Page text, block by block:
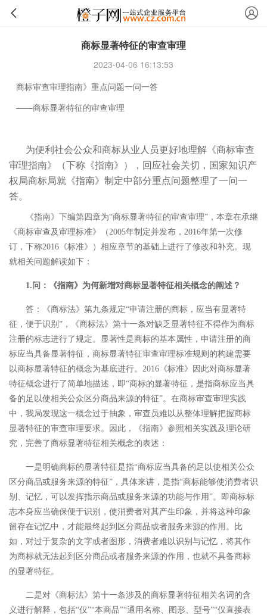
商标显著特征的审查审理
2023-04-06 16:13:53
商标审查审理指南》重点问题一问一答
——商标显著特征的审查审理
为便利社会公众和商标从业人员更好地理解《商标审查
审理指南》（下称《指南》），回应社会关切，国家知识产
权局商标局就《指南》制定中部分重点问题整理了一问一
答。
《指南》下编第四章为“商标显著特征的审查审理”，本章在承继
《商标审查及审理标准》（2005年制定并发布，2016年第一次修
订，下称2016《标准》）相应章节的基础上进行了修改和补充。现
就相关问题解读如下：
1.问：《指南》为何新增对商标显著特征相关概念的阐述？
答：《商标法》第九条规定“申请注册的商标，应当有显著特
征，便于识别”，《商标法》第十一条对缺乏显著特征不得作为商标
注册的标志进行了规定。显著性是商标的基本属性，申请注册的商
标应当具备显著特征，商标显著特征审查审理标准规则的构建需要
以商标显著特征的概念为基底进行。2016《标准》因此对商标显著
特征概念进行了简单地描述，即“商标的显著特征，是指商标应当具
备的足以使相关公众区分商品来源的特征”。在商标审查审理实践
中，我局发现这一概念过于抽象，审查员难以从整体理解把握商标
显著特征的审查审理要求。因此，《指南》参照相关实践及理论研
究，完善了商标显著特征相关概念的表述：
一是明确商标的显著特征是指“商标应当具备的足以使相关公众
区分商品或服务来源的特征”，具体来讲，是指“商标能够使消费者识
别、记忆，可以发挥指示商品或服务来源的功能与作用”。即商标标
志本身应当确保便于识别，使消费者对其产生印象，并将这种印象
留存在记忆中，才能最终起到区分商品或者服务来源的作用。比
如，对过于复杂的文字或者图形，消费者难以识别与记忆，将其作
为商标就无法起到区分商品或者服务来源的作用，也就不具备商标
的显著特征。
二是对《商标法》第十一条涉及的商标显著特征相关名词的含
义进行解释，包括“仅”“本商品”“通用名称、图形、型号”“仅直接表